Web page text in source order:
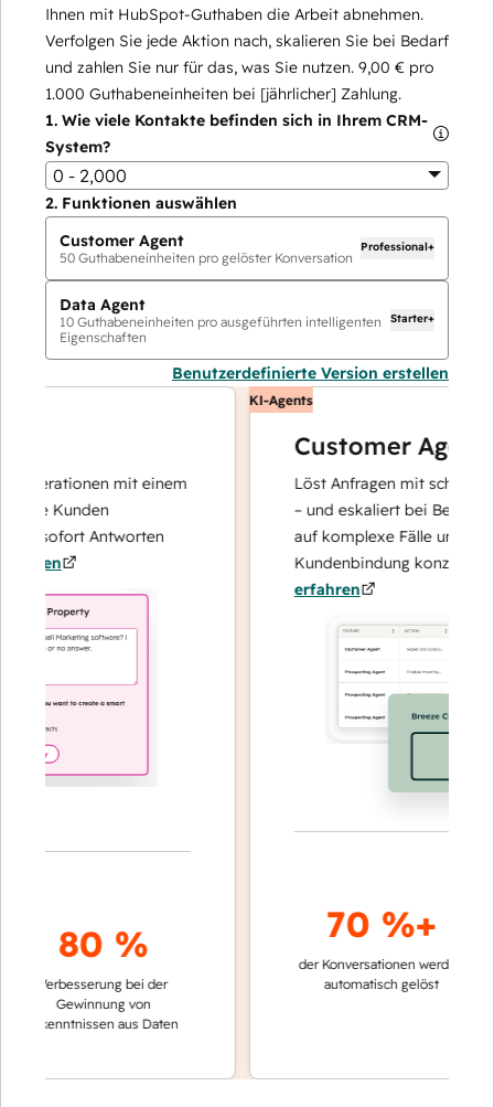
Ihnen mit HubSpot-Guthaben die Arbeit abnehmen.
Verfolgen Sie jede Aktion nach, skalieren Sie bei Bedarf
und zahlen Sie nur für das, was Sie nutzen. 9,00 € pro
1.000 Guthabeneinheiten bei [jährlicher] Zahlung.
1. Wie viele Kontakte befinden sich in Ihrem CRM-
System?
0 - 2,000
2. Funktionen auswählen
Customer Agent
50 Guthabeneinheiten pro gelöster Konversation
Professional+
Data Agent
10 Guthabeneinheiten pro ausgeführten intelligenten
Eigenschaften
Starter+
Benutzerdefinierte Version erstellen
mit einem
Kunden
sofort Antworten
80 %
Verbesserung bei der
Gewinnung von
aus Daten
KI-Agents
Customer Agent
Löst Anfragen mit schnellen,
– und eskaliert bei Bedarf,
auf komplexe Fälle und den
Kundenbindung konzentrieren
erfahren
70 %+
der Konversationen werden
automatisch gelöst